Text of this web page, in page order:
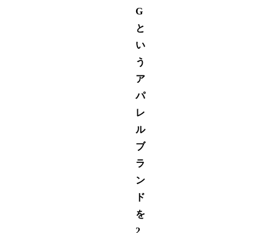
G
と
い
う
ア
パ
レ
ル
ブ
ラ
ン
ド
を
2